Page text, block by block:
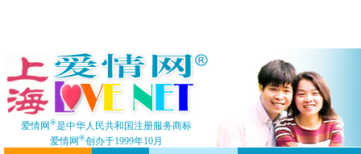
爱情网®是中华人民共和国注册服务商标
爱情网®创办于1999年10月